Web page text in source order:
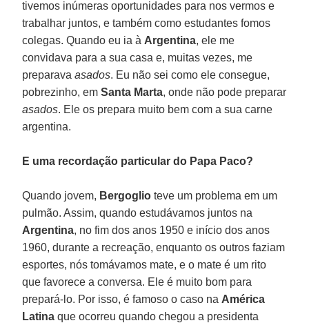
tivemos inúmeras oportunidades para nos vermos e
trabalhar juntos, e também como estudantes fomos
colegas. Quando eu ia à Argentina, ele me
convidava para a sua casa e, muitas vezes, me
preparavaasados. Eu não sei como ele consegue,
pobrezinho, emSanta Marta, onde não pode preparar
asados. Ele os prepara muito bem com a sua carne
argentina.
E uma recordação particular do Papa Paco?
Quando jovem, Bergoglio teve um problema em um
pulmão. Assim, quando estudávamos juntos na
Argentina, no fim dos anos 1950 e início dos anos
1960, durante a recreação, enquanto os outros faziam
esportes, nós tomávamos mate, e o mate é um rito
que favorece a conversa. Ele é muito bom para
prepará-lo. Por isso, é famoso o caso na América
Latina que ocorreu quando chegou a presidenta